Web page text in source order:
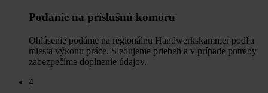
Podanie na príslušnú komoru
Ohlásenie podáme na regionálnu Handwerkskammer podľa
miesta výkonu práce. Sledujeme priebeh a v prípade potreby
zabezpečíme doplnenie údajov.
4